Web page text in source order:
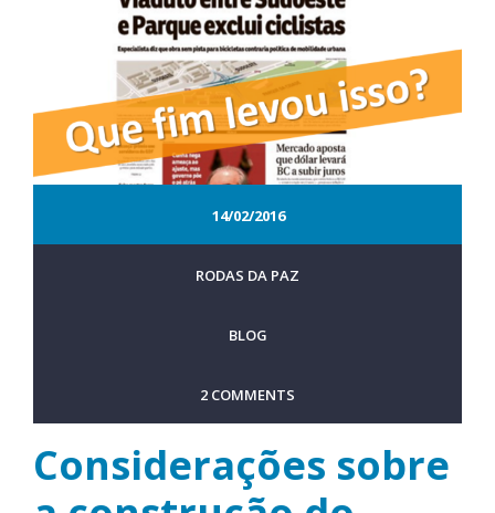
14/02/2016
RODAS DA PAZ
BLOG
2 COMMENTS
Considerações sobre